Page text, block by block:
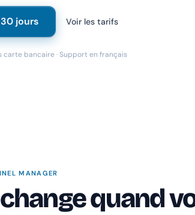
jours Voir les tarifs
carte bancaire · Support en français
MANAGER
quand